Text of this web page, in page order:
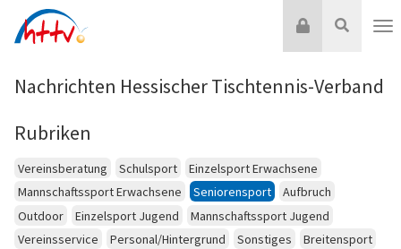
Inhalt
Suche
Login
Nachrichten Hessischer Tischtennis-Verband
Rubriken
Vereinsberatung Schulsport
Einzelsport Erwachsene
Mannschaftssport Erwachsene
Seniorensport
Aufbruch
Outdoor
Einzelsport Jugend
Mannschaftssport Jugend
Vereinsservice
Personal/Hintergrund Sonstiges
Breitensport